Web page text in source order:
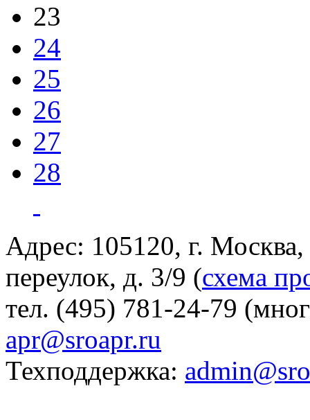
23
24
25
26
27
28
Адрес: 105120, г.
переулок, д. 3/9 (схема
тел. (495) 781-24-79
apr@sroapr.ru
Техподдержка: